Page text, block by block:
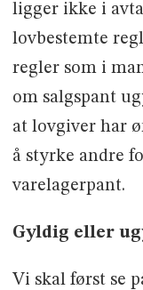
ligger ikke i
lovbestemte
regler som i
om salgspant
at lovgiver har
å styrke andre
varelagerpant.
Gyldig eller
Vi skal først se